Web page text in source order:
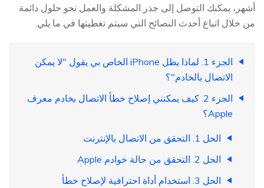
أشهر، يمكنك التوصل إلى جذر المشكلة والعمل نحو حلول دائمة
من خلال اتباع أحدث النصائح التي سيتم تغطيتها في ما يلي.
الجزء 1. لماذا يظل iPhone الخاص بي يقول "لا يمكن
الاتصال بالخادم"؟
الجزء 2. كيف يمكنني إصلاح خطأ الاتصال بخادم معرف
Apple؟
الحل 1. التحقق من الاتصال بالإنترنت
الحل 2. التحقق من حالة خوادم Apple
الحل 3. استخدام أداة احترافية لإصلاح خطأ